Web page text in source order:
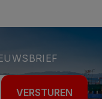
VERSTUREN